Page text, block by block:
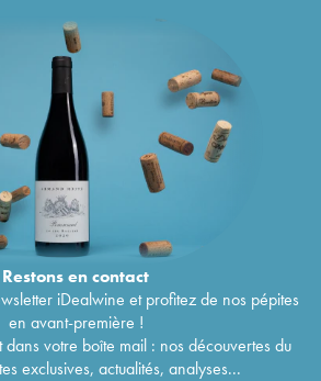
Restons encontact
iDealwine et profitez de nos pépites
en avant-première !
dans votre boîte mail : nos découvertes du
exclusives, actualités, analyses...